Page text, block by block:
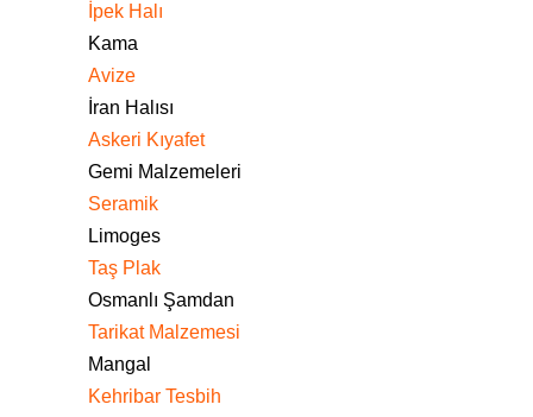
İpek Halı
Kama
Avize
İran Halısı
Askeri Kıyafet
Gemi Malzemeleri
Seramik
Limoges
Taş Plak
Osmanlı Şamdan
Tarikat Malzemesi
Mangal
Kehribar Tesbih